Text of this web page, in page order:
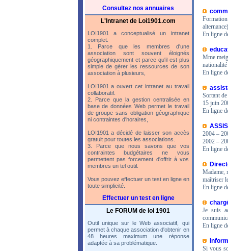
Consultez nos annuaires
L'Intranet de Loi1901.com
LOI1901 a conceptualisé un intranet
complet.
1. Parce que les membres d'une
association sont souvent éloignés
géographiquement et parce qu'il est plus
simple de gérer les ressources de son
association à plusieurs,
LOI1901 a ouvert cet intranet au travail
collaboratif.
2. Parce que la gestion centralisée en
base de données Web permet le travail
de groupe sans obligation géographique
ni contraintes d'horaires,
LOI1901 a décidé de laisser son accès
gratuit pour toutes les associations.
3. Parce que nous savons que vos
contraintes budgétaires ne vous
permettent pas forcement d'offrir à vos
membres un tel outil.
Vous pouvez effectuer un test en ligne en
toute simplicité.
Effectuer un test en ligne
Le FORUM de loi 1901
Outil unique sur le Web associatif, qui
permet à chaque association d'obtenir en
48 heures maximum une réponse
adaptée à sa problématique.
En ligne
Mme
En ligne
Sortant
15 juin
En ligne
2004 –
2002 –
En ligne
Madame,
maîtriser
En ligne
Je suis
En ligne
Si vous